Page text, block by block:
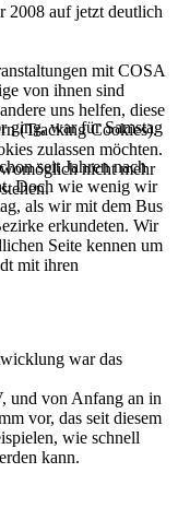
2008 auf jetzt deutlich
mit COSA
ging, war für Samstag
seit Jahren nach
Doch wie wenig wir
als wir mit dem Bus
erkundeten. Wir
Seite kennen um
mit ihren
war das
und von Anfang an in
vor, das seit diesem
wie schnell
kann.
von ihnen sind
uns helfen, diese
(Tracking Cookies).
zulassen möchten.
nicht mehr